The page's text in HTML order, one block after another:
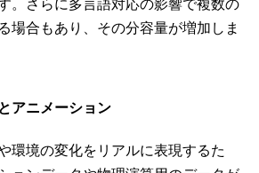
。さらに多言語対応の影響で複数の
場合もあり、その分容量が増加しま
アニメーション
環境の変化をリアルに表現するた